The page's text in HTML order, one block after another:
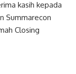
kasih kepada
Summarecon
Closing